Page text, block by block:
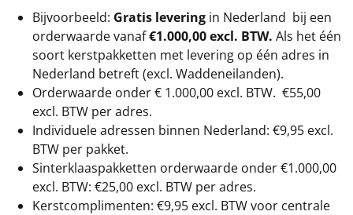
Bijvoorbeeld: Gratis levering in Nederland bij een
orderwaarde vanaf€1.000,00 excl. BTW. Als het één
soort kerstpakketten met levering op één adres in
Nederland betreft (excl. Waddeneilanden).
Orderwaarde onder € 1.000,00 excl. BTW. €55,00
excl. BTW per adres.
Individuele adressen binnen Nederland: €9,95 excl.
BTW per pakket.
Sinterklaaspakketten orderwaarde onder €1.000,00
excl. BTW: €25,00 excl. BTW per adres.
Kerstcomplimenten: €9,95 excl. BTW voor centrale